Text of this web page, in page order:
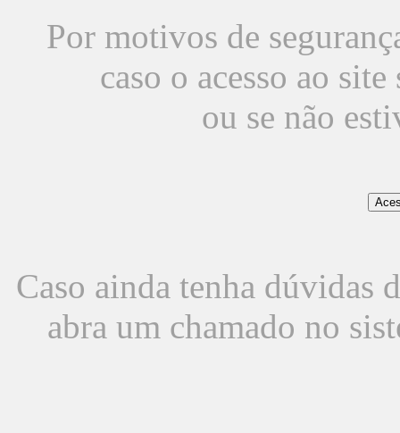
Por motivos de
caso o acesso ao
ou se não
Caso ainda tenha dúvidas
abra um chamado no